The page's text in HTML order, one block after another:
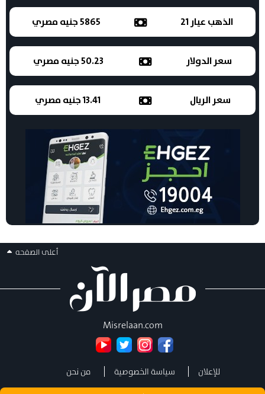
الذهب عيار 21 5865 جنيه مصري
سعر الدولار 50.23 جنيه مصري
سعر الريال 13.41 جنيه مصري
أعلى الصفحه
Misrelaan.com
للإعلان سياسة الخصوصية من نحن